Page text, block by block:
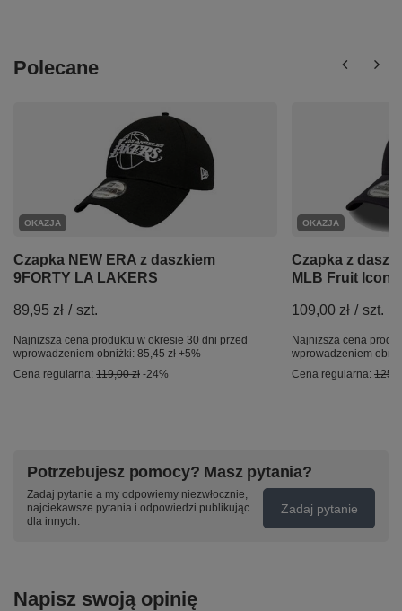
Polecane
OKAZJA
Czapka NEW ERA z daszkiem
9FORTY LA LAKERS
89,95 zł / szt.
Najniższa cena produktu w okresie 30 dni przed
wprowadzeniem obniżki: 85,45 zł +5%
Cena regularna: 119,00 zł -24%
OKAZJA
Czapka z
MLB Fruit Icon
109,00 zł / szt.
Najniższa cena
wprowadzeniem
Cena regularna:
Potrzebujesz pomocy? Masz pytania?
Zadaj pytanie a my odpowiemy niezwłocznie,
najciekawsze pytania i odpowiedzi publikując
dla innych.
Zadaj pytanie
Napisz swoją opinię